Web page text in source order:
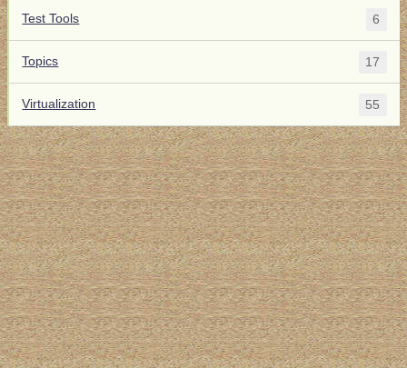
Test Tools 6
Topics 17
Virtualization 55